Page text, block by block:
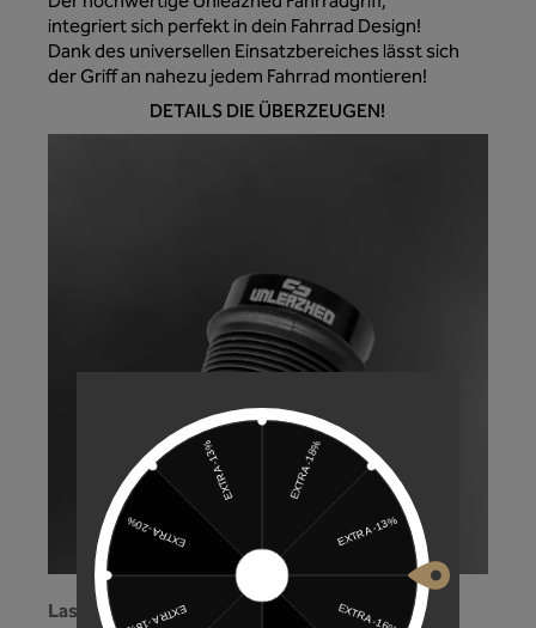
integriert sich perfekt in dein Fahrrad Design!
Dank des universellen Einsatzbereiches lässt sich
der Griff an nahezu jedem Fahrrad montieren!
DETAILS DIE ÜBERZEUGEN!
Laser-Logo!